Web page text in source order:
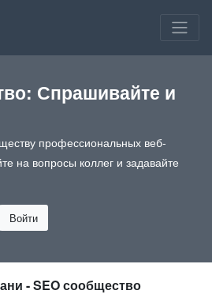
Спрашивайте и
профессиональных веб-
на вопросы коллег и задавайте
Войти
- SEO сообщество